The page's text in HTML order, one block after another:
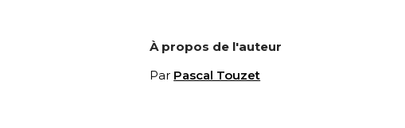
À propos de l'auteur
Par Pascal Touzet